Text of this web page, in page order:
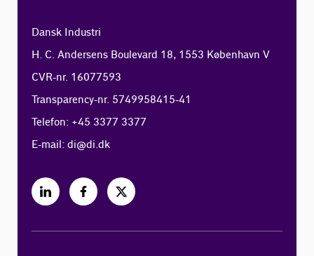
Dansk Industri
H. C. Andersens Boulevard 18, 1553 København V
CVR-nr. 16077593
Transparency-nr. 5749958415-41
Telefon: +45 3377 3377
E-mail:di@di.dk